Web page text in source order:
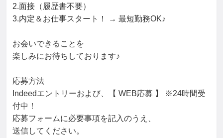
2.面接（履歴書不要）
3.内定＆お仕事スタート！ → 最短勤務OK♪
お会いできることを
楽しみにお待ちしております♪
応募方法
Indeedエントリーおよび、【 WEB応募 】 ※24時間受
付中！
応募フォームに必要事項を記入のうえ、
送信してください。